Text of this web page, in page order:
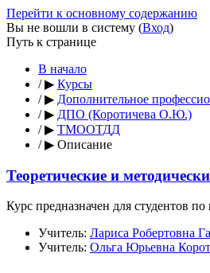
Перейти к основному содержанию
Вы не вошли в систему (Вход)
Путь к странице
В начало
/ ▶ Курсы
/ ▶ Дополнительное
/ ▶ ДПО (Коротичева О.Ю.)
/ ▶ ТМООТДД
/ ▶ Описание
Теоретические и
Курс предназначен для студентов
Учитель: Лариса Робертовна
Учитель: Ольга Юрьевна